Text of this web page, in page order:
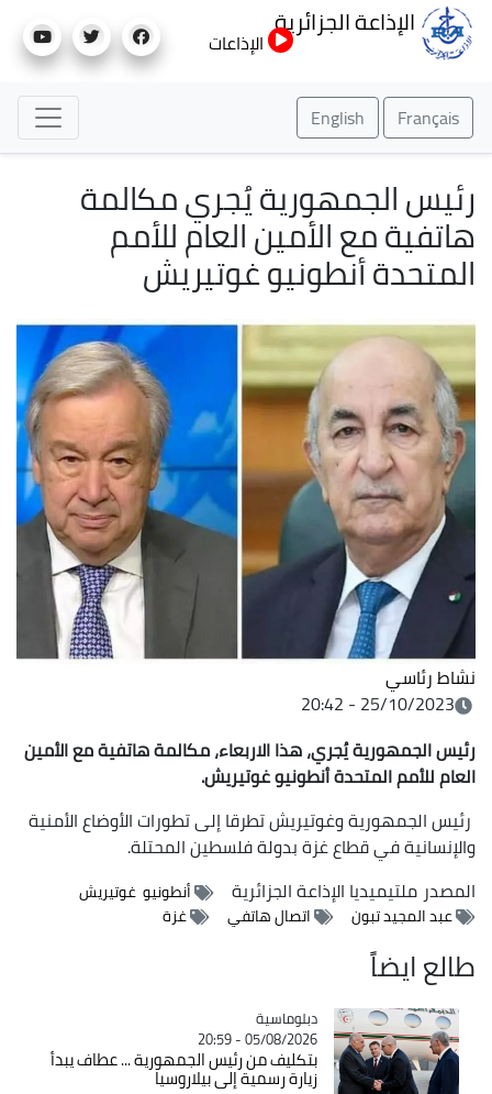
إلى
الإذاعة الجزائرية
الإذاعات
Français
English
رئيس الجمهورية يُجري مكالمة
هاتفية مع الأمين العام للأمم
المتحدة أنطونيو غوتيريش
نشاط رئاسي
25/10/2023 - 20:42
رئيس الجمهورية يُجري، هذا الاربعاء، مكالمة هاتفية مع الأمين
العام للأمم المتحدة أنطونيو غوتيريش.
رئيس الجمهورية وغوتيريش تطرقا إلى تطورات الأوضاع الأمنية
والإنسانية في قطاع غزة بدولة فلسطين المحتلة.
المصدرملتيميديا الإذاعة الجزائرية
أنطونيو غوتيريش
عبد المجيد تبون
اتصال هاتفي غزة
طالع ايضاً
Catégorie
دبلوماسية
05/08/2026 - 20:59
بتكليف من رئيس الجمهورية ... عطاف يبدأ
زيارة رسمية إلى بيلاروسيا